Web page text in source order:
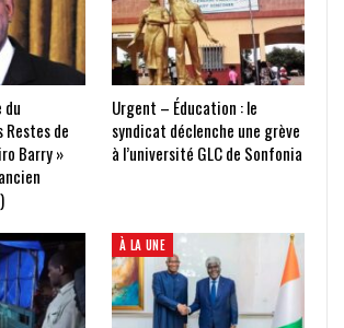
du
de
Barry »
Urgent – Éducation : le
syndicat déclenche une grève
à l’université GLC de Sonfonia
À LA UNE